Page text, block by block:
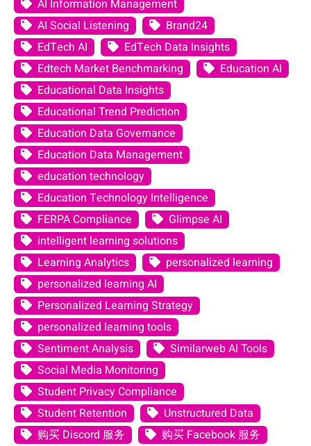
AI Information Management
AI Social Listening
Brand24
EdTech AI
EdTech Data Insights
Edtech Market Benchmarking
Education AI
Educational Data Insights
Educational Trend Prediction
Education Data Governance
Education Data Management
education technology
Education Technology Intelligence
FERPA Compliance
Glimpse AI
intelligent learning solutions
Learning Analytics
personalized learning
personalized learning AI
Personalized Learning Strategy
personalized learning tools
Sentiment Analysis
Similarweb AI Tools
Social Media Monitoring
Student Privacy Compliance
Student Retention
Unstructured Data
购买 Discord 服务
购买 Facebook 服务